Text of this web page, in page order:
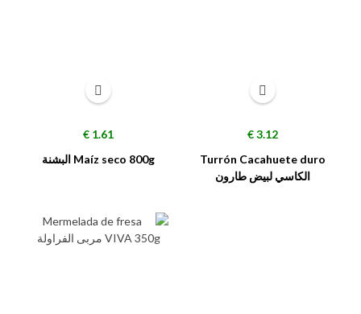
السعر
3.12 €
Turrón Cacahuete duro
الكاسي لبيض طارون
السعر
1.61 €
Maíz seco 800g البشنة